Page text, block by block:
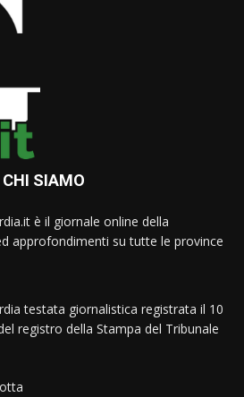
CHI SIAMO
è il giornale online della
approfondimenti su tutte le province
testata giornalistica registrata il 10
registro della Stampa del Tribunale